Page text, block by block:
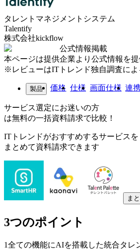
タレントマネジメントシステム
Talentify
株式会社kickflow
公式情報掲載
本ページは提供企業より公式情報を提
※レビューはITトレンド独自調査によ
製品 価格 仕様 画面仕様 連
サービス選定にお迷いの方
は無料の一括資料請求で比較！
ITトレンドがおすすめするサービスを
まとめて資料請求できます
ま
3つのポイント
1全ての機能にAIを搭載した統合タレ